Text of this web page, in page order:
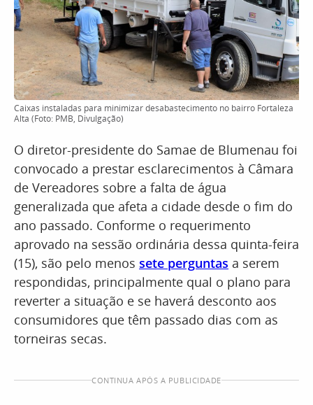
Caixas instaladas para minimizar desabastecimento no bairro Fortaleza
Alta (Foto: PMB, Divulgação)
O diretor-presidente do Samae de Blumenau foi
convocado a prestar esclarecimentos à Câmara
de Vereadores sobre a falta de água
generalizada que afeta a cidade desde o fim do
ano passado. Conforme o requerimento
aprovado na sessão ordinária dessa quinta-feira
(15), são pelo menos sete perguntas a serem
respondidas, principalmente qual o plano para
reverter a situação e se haverá desconto aos
consumidores que têm passado dias com as
torneiras secas.
CONTINUA APÓS A PUBLICIDADE